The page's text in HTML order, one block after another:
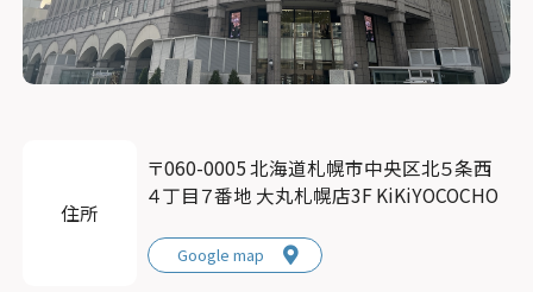
住所
〒060-0005 北海道札幌市中央区北５条西
４丁目７番地 大丸札幌店3F KiKiYOCOCHO
Google map